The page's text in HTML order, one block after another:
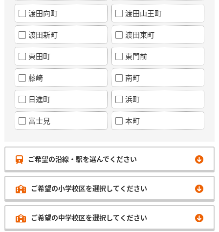
渡田向町 渡田山王町
渡田新町 渡田東町
東田町 東門前
藤崎 南町
日進町 浜町
富士見 本町
ご希望の沿線・駅を選んでください
ご希望の小学校区を選択してください
ご希望の中学校区を選択してください